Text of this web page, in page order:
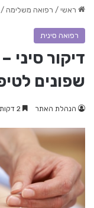
ראשי / רפואה משלימה /
רפואה סינית
דיקור סיני
שפונים
הנהלת האתר